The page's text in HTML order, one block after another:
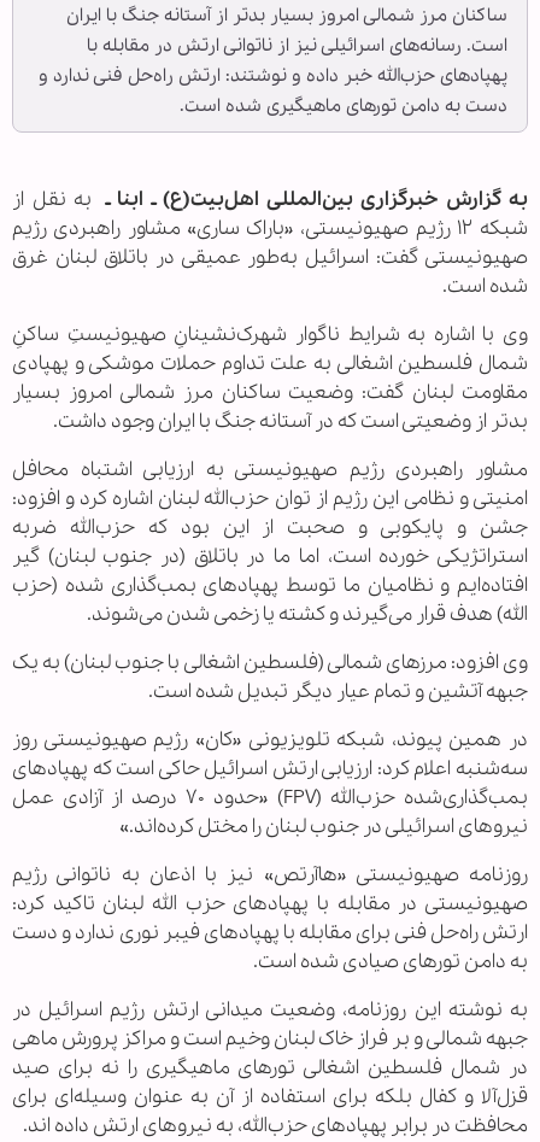
ساکنان مرز شمالی امروز بسیار بدتر از آستانه جنگ با ایران
است. رسانه‌های اسرائیلی نیز از ناتوانی ارتش در مقابله با
پهپادهای حزب‌الله خبر داده و نوشتند: ارتش راه‌حل فنی ندارد و
دست به دامن تورهای ماهیگیری شده است.
به گزارش خبرگزاری بین‌المللی اهل‌بیت(ع) ـ ابنا ـبه نقل از
شبکه ۱۲ رژیم صهیونیستی، «باراک ساری» مشاور راهبردی رژیم
صهیونیستی گفت: اسرائیل به‌طور عمیقی در باتلاق لبنان غرق
شده است.
وی با اشاره به شرایط ناگوار شهرک‌نشینانِ صهیونیستِ ساکنِ
شمال فلسطین اشغالی به علت تداوم حملات موشکی و پهپادی
مقاومت لبنان گفت: وضعیت ساکنان مرز شمالی امروز بسیار
بدتر از وضعیتی است که در آستانه جنگ با ایران وجود داشت.
مشاور راهبردی رژیم صهیونیستی به ارزیابی اشتباه محافل
امنیتی و نظامی این رژیم از توان حزب‌الله لبنان اشاره کرد و افزود:
️جشن و پایکوبی و صحبت از این بود که حزب‌الله ضربه
استراتژیکی خورده است، اما ما در باتلاق (در جنوب لبنان) گیر
افتاده‌ایم و نظامیان ما توسط پهپادهای بمب‌گذاری شده (حزب
الله) هدف قرار می‌گیرند و کشته یا زخمی شدن می‌شوند.
وی افزود: مرزهای شمالی (فلسطین اشغالی با جنوب لبنان) به یک
جبهه آتشین و تمام عیار دیگر تبدیل شده است.
در همین پیوند، شبکه تلویزیونی «کان» رژیم صهیونیستی روز
سه‌شنبه اعلام کرد: ارزیابی ارتش اسرائیل حاکی است که پهپادهای
بمب‌گذاری‌شده حزب‌الله (FPV) «حدود ۷۰ درصد از آزادی عمل
نیروهای اسرائیلی در جنوب لبنان را مختل کرده‌اند.»
روزنامه صهیونیستی «هاآرتص» نیز با اذعان به ناتوانی رژیم
صهیونیستی در مقابله با پهپادهای حزب الله لبنان تاکید کرد:
ارتش راه‌حل فنی برای مقابله با پهپادهای فیبر نوری ندارد و دست
به دامن تورهای صیادی شده است.
به نوشته این روزنامه، وضعیت میدانی ارتش رژیم اسرائیل در
جبهه شمالی و بر فراز خاک لبنان وخیم است و مراکز پرورش ماهی
در شمال فلسطین اشغالی تورهای ماهیگیری را نه برای صید
قزل‌آلا و کفال بلکه برای استفاده از آن به عنوان وسیله‌ای برای
محافظت در برابر پهپادهای حزب‌الله، به نیروهای ارتش داده اند.